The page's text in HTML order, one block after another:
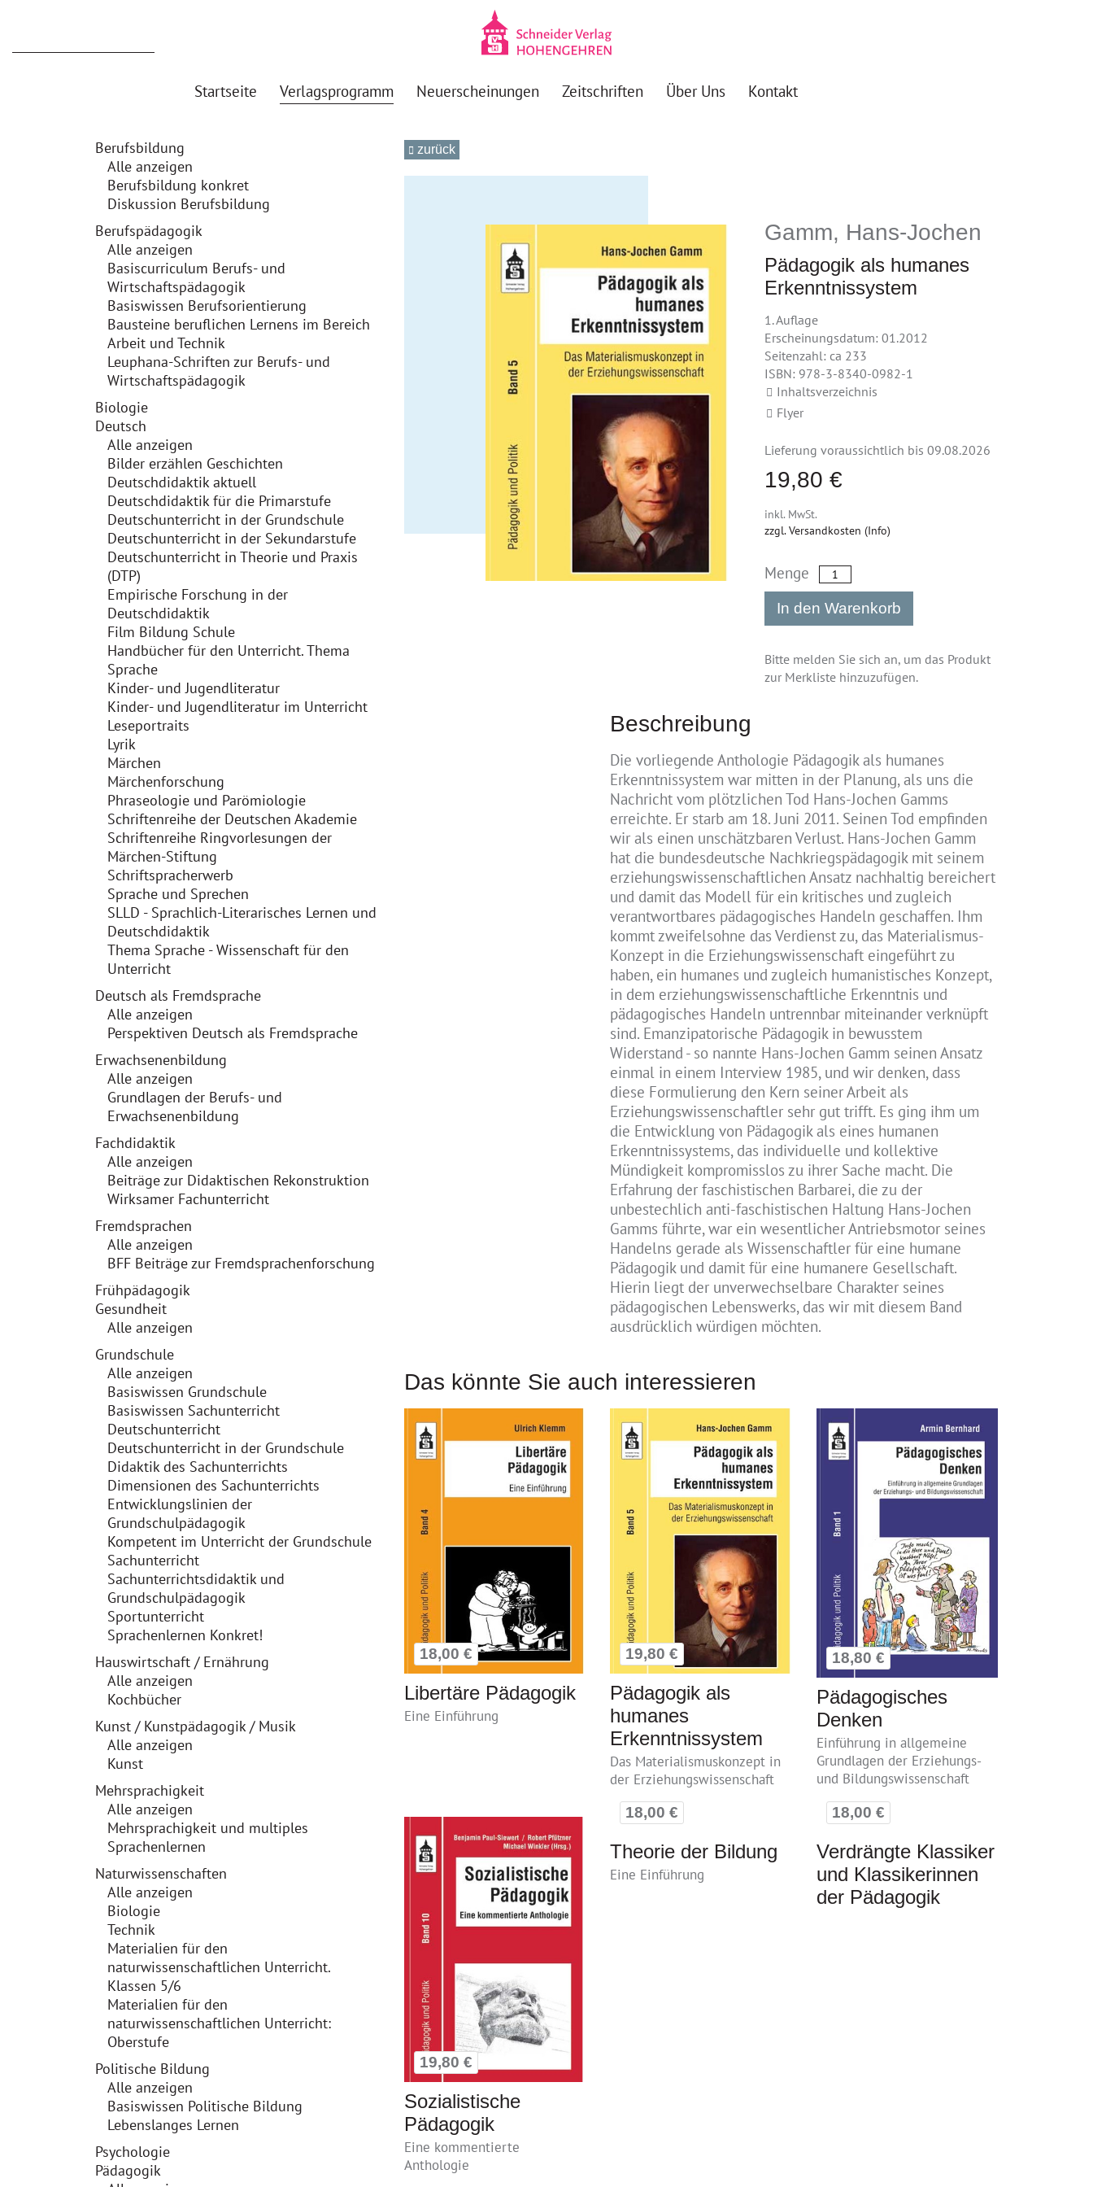
Startseite Verlagsprogramm Neuerscheinungen Zeitschriften Über Uns Kontakt
zurück
Gamm, Hans-Jochen
Pädagogik als humanes
Erkenntnissystem
1. Auflage
Erscheinungsdatum: 01.2012
Seitenzahl: ca 233
ISBN: 978-3-8340-0982-1
Inhaltsverzeichnis
Flyer
Lieferung voraussichtlich bis 09.08.2026
19,80 €
inkl. MwSt.
zzgl. Versandkosten (Info)
Menge
In den Warenkorb
Bitte melden Sie sich an, um das Produkt
zur Merkliste hinzuzufügen.
Beschreibung
Die vorliegende Anthologie Pädagogik als humanes
Erkenntnissystem war mitten in der Planung, als uns die
Nachricht vom plötzlichen Tod Hans-Jochen Gamms
erreichte. Er starb am 18. Juni 2011. Seinen Tod empfinden
wir als einen unschätzbaren Verlust. Hans-Jochen Gamm
hat die bundesdeutsche Nachkriegspädagogik mit seinem
erziehungswissenschaftlichen Ansatz nachhaltig bereichert
und damit das Modell für ein kritisches und zugleich
verantwortbares pädagogisches Handeln geschaffen. Ihm
kommt zweifelsohne das Verdienst zu, das Materialismus-
Konzept in die Erziehungswissenschaft eingeführt zu
haben, ein humanes und zugleich humanistisches Konzept,
in dem erziehungswissenschaftliche Erkenntnis und
pädagogisches Handeln untrennbar miteinander verknüpft
sind. Emanzipatorische Pädagogik in bewusstem
Widerstand - so nannte Hans-Jochen Gamm seinen Ansatz
einmal in einem Interview 1985, und wir denken, dass
diese Formulierung den Kern seiner Arbeit als
Erziehungswissenschaftler sehr gut trifft. Es ging ihm um
die Entwicklung von Pädagogik als eines humanen
Erkenntnissystems, das individuelle und kollektive
Mündigkeit kompromisslos zu ihrer Sache macht. Die
Erfahrung der faschistischen Barbarei, die zu der
unbestechlich anti-faschistischen Haltung Hans-Jochen
Gamms führte, war ein wesentlicher Antriebsmotor seines
Handelns gerade als Wissenschaftler für eine humane
Pädagogik und damit für eine humanere Gesellschaft.
Hierin liegt der unverwechselbare Charakter seines
pädagogischen Lebenswerks, das wir mit diesem Band
ausdrücklich würdigen möchten.
Das könnte Sie auch interessieren
18,00 €
Libertäre Pädagogik
Eine Einführung
19,80 €
Pädagogik als
humanes
Erkenntnissystem
Das Materialismuskonzept in
der Erziehungswissenschaft
18,80 €
Pädagogisches
Denken
Einführung in allgemeine
Grundlagen der Erziehungs-
und Bildungswissenschaft
19,80 €
Sozialistische
Pädagogik
Eine kommentierte
Anthologie
18,00 €
Theorie der Bildung
Eine Einführung
18,00 €
Verdrängte Klassiker
und Klassikerinnen
der Pädagogik
Berufsbildung
Alle anzeigen
Berufsbildung konkret
Diskussion Berufsbildung
Berufspädagogik
Alle anzeigen
Basiscurriculum Berufs- und
Wirtschaftspädagogik
Basiswissen Berufsorientierung
Bausteine beruflichen Lernens im Bereich
Arbeit und Technik
Leuphana-Schriften zur Berufs- und
Wirtschaftspädagogik
Biologie
Deutsch
Alle anzeigen
Bilder erzählen Geschichten
Deutschdidaktik aktuell
Deutschdidaktik für die Primarstufe
Deutschunterricht in der Grundschule
Deutschunterricht in der Sekundarstufe
Deutschunterricht in Theorie und Praxis
(DTP)
Empirische Forschung in der
Deutschdidaktik
Film Bildung Schule
Handbücher für den Unterricht. Thema
Sprache
Kinder- und Jugendliteratur
Kinder- und Jugendliteratur im Unterricht
Leseportraits
Lyrik
Märchen
Märchenforschung
Phraseologie und Parömiologie
Schriftenreihe der Deutschen Akademie
Schriftenreihe Ringvorlesungen der
Märchen-Stiftung
Schriftspracherwerb
Sprache und Sprechen
SLLD - Sprachlich-Literarisches Lernen und
Deutschdidaktik
Thema Sprache - Wissenschaft für den
Unterricht
Deutsch als Fremdsprache
Alle anzeigen
Perspektiven Deutsch als Fremdsprache
Erwachsenenbildung
Alle anzeigen
Grundlagen der Berufs- und
Erwachsenenbildung
Fachdidaktik
Alle anzeigen
Beiträge zur Didaktischen Rekonstruktion
Wirksamer Fachunterricht
Fremdsprachen
Alle anzeigen
BFF Beiträge zur Fremdsprachenforschung
Frühpädagogik
Gesundheit
Alle anzeigen
Grundschule
Alle anzeigen
Basiswissen Grundschule
Basiswissen Sachunterricht
Deutschunterricht
Deutschunterricht in der Grundschule
Didaktik des Sachunterrichts
Dimensionen des Sachunterrichts
Entwicklungslinien der
Grundschulpädagogik
Kompetent im Unterricht der Grundschule
Sachunterricht
Sachunterrichtsdidaktik und
Grundschulpädagogik
Sportunterricht
Sprachenlernen Konkret!
Hauswirtschaft / Ernährung
Alle anzeigen
Kochbücher
Kunst / Kunstpädagogik / Musik
Alle anzeigen
Kunst
Mehrsprachigkeit
Alle anzeigen
Mehrsprachigkeit und multiples
Sprachenlernen
Naturwissenschaften
Alle anzeigen
Biologie
Technik
Materialien für den
naturwissenschaftlichen Unterricht.
Klassen 5/6
Materialien für den
naturwissenschaftlichen Unterricht:
Oberstufe
Politische Bildung
Alle anzeigen
Basiswissen Politische Bildung
Lebenslanges Lernen
Psychologie
Pädagogik